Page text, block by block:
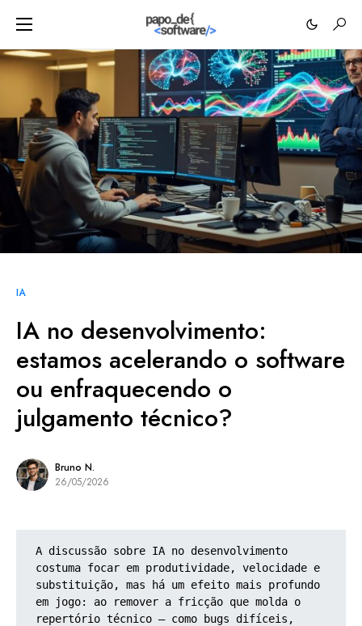
IA
IA no desenvolvimento:
estamos acelerando o software
ou enfraquecendo o
julgamento técnico?
Bruno N.
26/05/2026
A discussão sobre IA no desenvolvimento
costuma focar em produtividade, velocidade e
substituição, mas há um efeito mais profundo
em jogo: ao remover a fricção que molda o
repertório técnico — como bugs difíceis,